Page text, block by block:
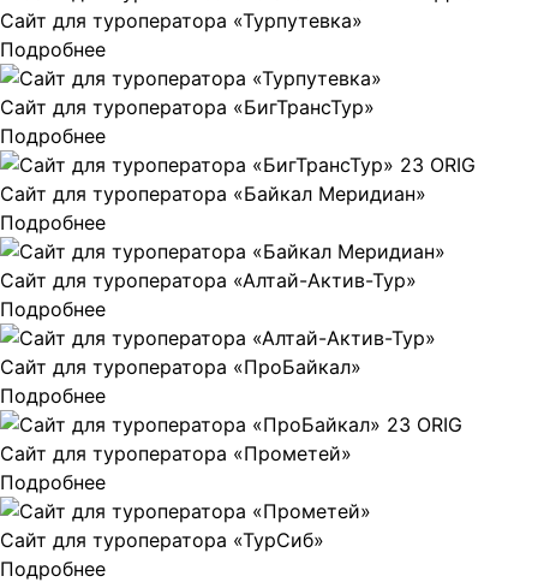
Сайт для туроператора «Турпутевка»
Подробнее
Сайт для туроператора «БигТрансТур»
Подробнее
Сайт для туроператора «Байкал Меридиан»
Подробнее
Сайт для туроператора «Алтай-Актив-Тур»
Подробнее
Сайт для туроператора «ПроБайкал»
Подробнее
Сайт для туроператора «Прометей»
Подробнее
Сайт для туроператора «ТурСиб»
Подробнее